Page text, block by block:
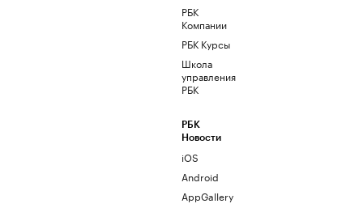
РБК
Компании
РБК Курсы
Школа
управления
РБК
РБК
Новости
iOS
Android
AppGallery